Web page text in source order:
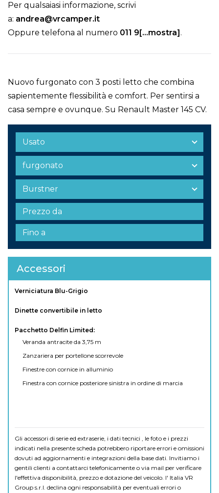
Per qualsaiasi informazione, scrivi
a: andrea@vrcamper.it
Oppure telefona al numero 011 9[...mostra].
Nuovo furgonato con 3 posti letto che combina
sapientemente flessibilità e comfort. Per sentirsi a
casa sempre e ovunque. Su Renault Master 145 CV.
Accessori
Verniciatura Blu-Grigio
Dinette convertibile in letto
Pacchetto Delfin Limited:
Veranda antracite da 3,75 m
Zanzariera per portellone scorrevole
Finestre con cornice in alluminio
Finestra con cornice posteriore sinistra in ordine di marcia
Gli accessori di serie ed extraserie, i dati tecnici , le foto e i prezzi
indicati nella presente scheda potrebbero riportare errori e omissioni
dovuti ad aggiornamenti e integrazioni della base dati. Invitiamo i
gentili clienti a contattarci telefonicamente o via mail per verificare
l'effettiva disponibilità, prezzo e dotazione del veicolo. I' Italia VR
Group s.r.l. declina ogni responsabilità per eventuali errori o